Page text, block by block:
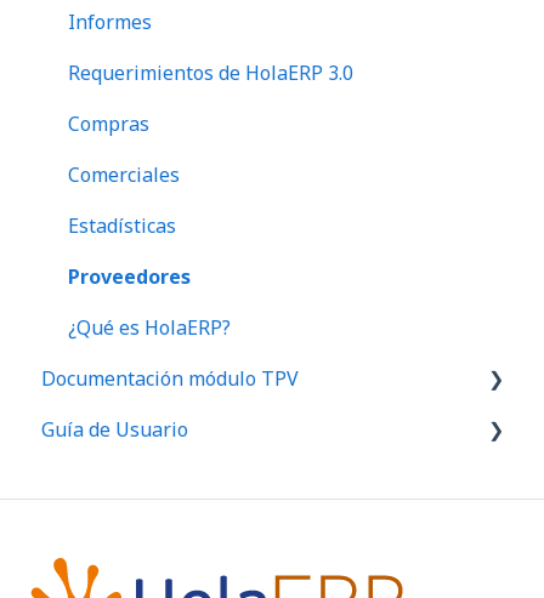
Informes
Requerimientos de HolaERP 3.0
Compras
Comerciales
Estadísticas
Proveedores
¿Qué es HolaERP?
Documentación módulo TPV
Menú Gestión HolaTPV
¿Qué es HolaTPV?
Guía de Usuario